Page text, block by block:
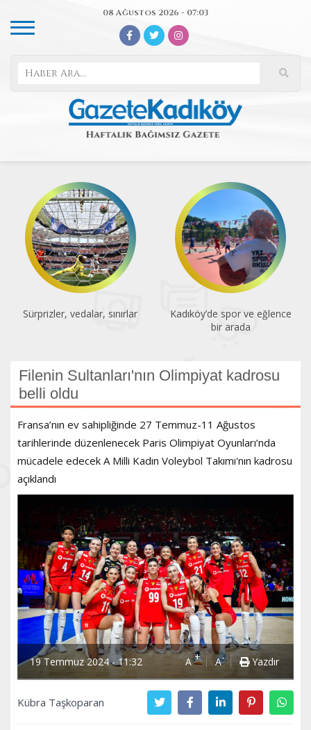
08 Ağustos 2026 - 07:03
Sürprizler, vedalar, sınırlar
Kadıköy’de spor ve eğlence
bir arada
Filenin Sultanları'nın Olimpiyat kadrosu
belli oldu
Fransa’nın ev sahipliğinde 27 Temmuz-11 Ağustos
tarihlerinde düzenlenecek Paris Olimpiyat Oyunları’nda
mücadele edecek A Milli Kadın Voleybol Takımı'nın kadrosu
açıklandı
19 Temmuz 2024 - 11:32 A+ A- Yazdır
Kübra Taşkoparan